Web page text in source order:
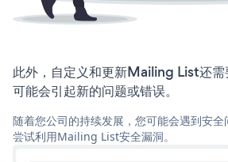
此外，自定义和更新Mailing List还需
可能会引起新的问题或错误。
随着您公司的持续发展，您可能会遇到安
尝试利用Mailing List安全漏洞。